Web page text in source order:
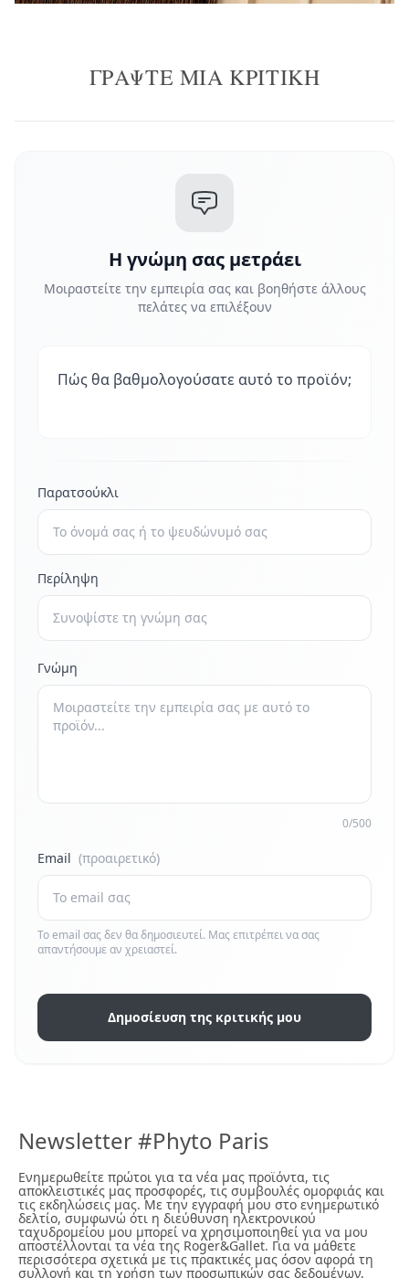
ΓΡΆΨΤΕ ΜΙΑ ΚΡΙΤΙΚΉ
Η γνώμη σας μετράει
Μοιραστείτε την εμπειρία σας και βοηθήστε άλλους
πελάτες να επιλέξουν
Πώς θα βαθμολογούσατε αυτό το προϊόν;
Παρατσούκλι
Περίληψη
Γνώμη
0/500
Email (προαιρετικό)
Το email σας δεν θα δημοσιευτεί. Μας επιτρέπει να σας
απαντήσουμε αν χρειαστεί.
Δημοσίευση της κριτικής μου
Newsletter #Phyto Paris
Ενημερωθείτε πρώτοι για τα νέα μας προϊόντα, τις
αποκλειστικές μας προσφορές, τις συμβουλές ομορφιάς και
τις εκδηλώσεις μας. Με την εγγραφή μου στο ενημερωτικό
δελτίο, συμφωνώ ότι η διεύθυνση ηλεκτρονικού
ταχυδρομείου μου μπορεί να χρησιμοποιηθεί για να μου
αποστέλλονται τα νέα της Roger&Gallet. Για να μάθετε
περισσότερα σχετικά με τις πρακτικές μας όσον αφορά τη
συλλογή και τη χρήση των προσωπικών σας δεδομένων,